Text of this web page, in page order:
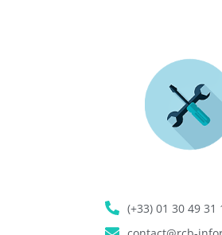
(+33) 01 30 49 31